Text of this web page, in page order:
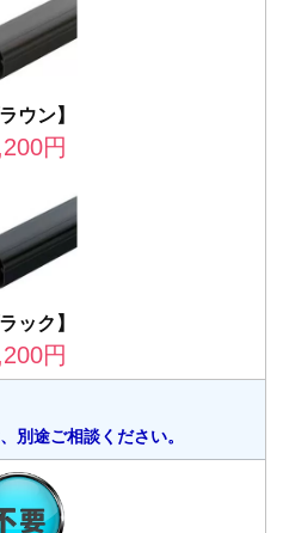
ウン】
円
ック】
円
別途ご相談ください。